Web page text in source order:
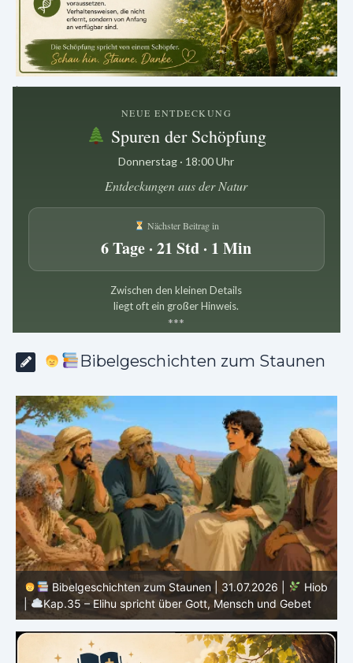
.
NEUE ENTDECKUNG
Spuren der Schöpfung
Donnerstag · 18:00 Uhr
Entdeckungen aus der Natur
Nächster Beitrag in
6 Tage · 21 Std · 1 Min
Zwischen den kleinen Details
liegt oft ein großer Hinweis.
***
Bibelgeschichten zum Staunen
Bibelgeschichten zum Staunen | 30.07.2026 |
Hiob |
Kap.34 – Elihu spricht über Gottes Gerechtigkeit